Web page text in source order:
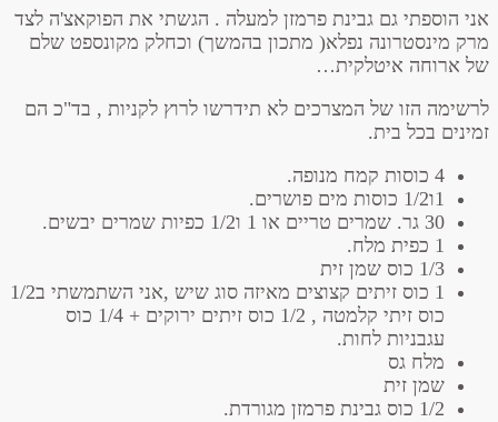
אני הוספתי גם גבינת פרמזן למעלה . הגשתי את הפוקאצ'ה לצד
מרק מינסטרונה נפלא( מתכון בהמשך) וכחלק מקונספט שלם
של ארוחה איטלקית…
לרשימה הזו של המצרכים לא תידרשו לרוץ לקניות , בד"כ הם
זמינים בכל בית.
4 כוסות קמח מנופה.
1ו1/2 כוסות מים פושרים.
30 גר. שמרים טריים או 1 ו1/2 כפיות שמרים יבשים.
1 כפית מלח.
1/3 כוס שמן זית
1 כוס זיתים קצוצים מאיזה סוג שיש ,אני השתמשתי ב1/2
כוס זיתי קלמטה , 1/2 כוס זיתים ירוקים + 1/4 כוס
עגבניות לחות.
מלח גס
שמן זית
1/2 כוס גבינת פרמזן מגורדת.